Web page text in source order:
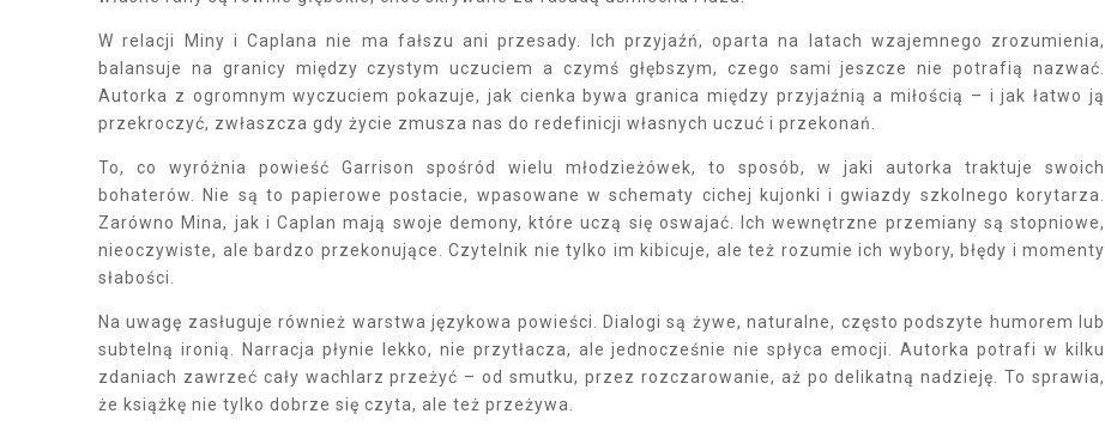
W relacji Miny i Caplana nie ma fałszu ani przesady. Ich przyjaźń, oparta na latach wzajemnego zrozumienia,
balansuje na granicy między czystym uczuciem a czymś głębszym, czego sami jeszcze nie potrafią nazwać.
Autorka z ogromnym wyczuciem pokazuje, jak cienka bywa granica między przyjaźnią a miłością – i jak łatwo ją
przekroczyć, zwłaszcza gdy życie zmusza nas do redefinicji własnych uczuć i przekonań.
To, co wyróżnia powieść Garrison spośród wielu młodzieżówek, to sposób, w jaki autorka traktuje swoich
bohaterów. Nie są to papierowe postacie, wpasowane w schematy cichej kujonki i gwiazdy szkolnego korytarza.
Zarówno Mina, jak i Caplan mają swoje demony, które uczą się oswajać. Ich wewnętrzne przemiany są stopniowe,
nieoczywiste, ale bardzo przekonujące. Czytelnik nie tylko im kibicuje, ale też rozumie ich wybory, błędy i momenty
słabości.
Na uwagę zasługuje również warstwa językowa powieści. Dialogi są żywe, naturalne, często podszyte humorem lub
subtelną ironią. Narracja płynie lekko, nie przytłacza, ale jednocześnie nie spłyca emocji. Autorka potrafi w kilku
zdaniach zawrzeć cały wachlarz przeżyć – od smutku, przez rozczarowanie, aż po delikatną nadzieję. To sprawia,
że książkę nie tylko dobrze się czyta, ale też przeżywa.